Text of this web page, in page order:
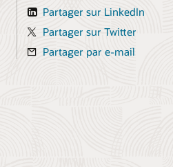
Partager sur LinkedIn
Partager sur Twitter
Partager par e-mail